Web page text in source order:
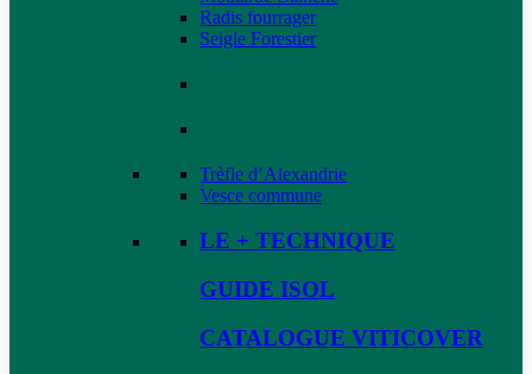
Radis fourrager
Seigle Forestier
Trèfle d’Alexandrie
Vesce commune
LE + TECHNIQUE
GUIDE ISOL
CATALOGUE VITICOVER